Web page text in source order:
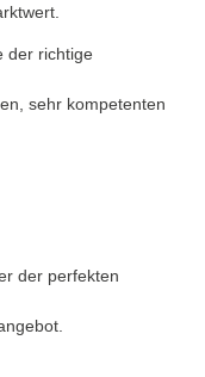
der richtige
sehr kompetenten
der perfekten